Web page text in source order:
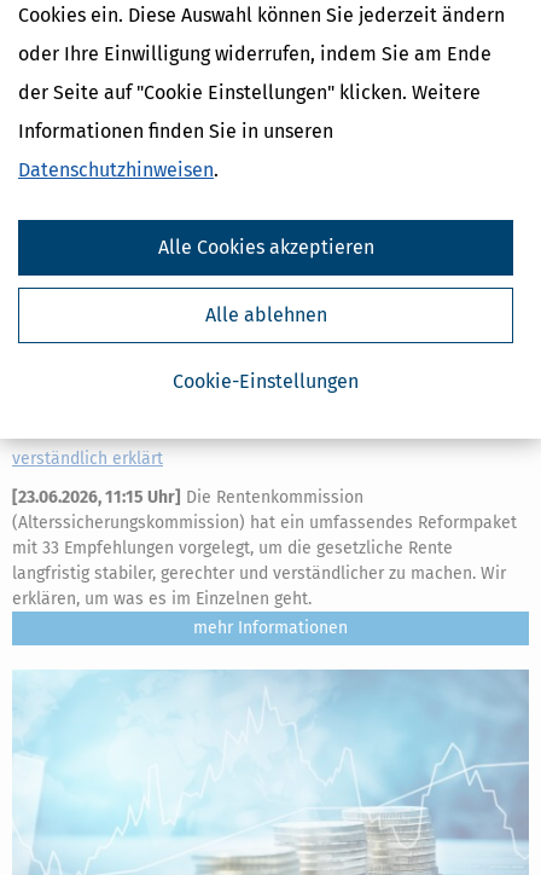
Cookies ein. Diese Auswahl können Sie jederzeit ändern
oder Ihre Einwilligung widerrufen, indem Sie am Ende
der Seite auf "Cookie Einstellungen" klicken. Weitere
Informationen finden Sie in unseren
Datenschutzhinweisen.
Cookie-Einstellungen
Alle ablehnen
Alle Cookies akzeptieren
Waren aus Drittländern: Die bisherige Zollfreigrenze für Sendungen
mehr
verständlich erklärt
[23.06.2026, 11:15 Uhr] Die Rentenkommission
(Alterssicherungskommission) hat ein umfassendes Reformpaket
mit 33 Empfehlungen vorgelegt, um die gesetzliche Rente
langfristig stabiler, gerechter und verständlicher zu machen. Wir
erklären, um was es im Einzelnen geht.
mehr